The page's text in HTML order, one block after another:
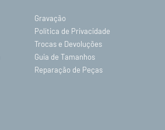
Gravação
Política de Privacidade
Trocas e Devoluções
Guia de Tamanhos
Reparação de Peças